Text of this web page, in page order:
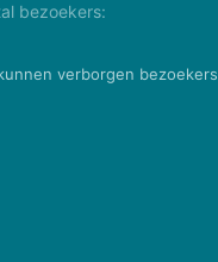
bezoekers
verborgen bezoekers